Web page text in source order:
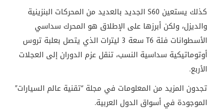
كذلك يستعين S60 الجديد بالعديد من المحركات البنزينية
والديزل، ولكن أبرزها على الإطلاق هو المحرك سداسي
الأسطوانات فئة T6
سعة 3 ليترات الذي يتصل بعلبة تروس
أوتوماتيكية سداسية النسب، تنقل عزم الدوران إلى العجلات
الأربع.
تجدون المزيد من المعلومات في مجلة “تقنية عالم السيارات”
الموجودة في أسواق الدول العربية.